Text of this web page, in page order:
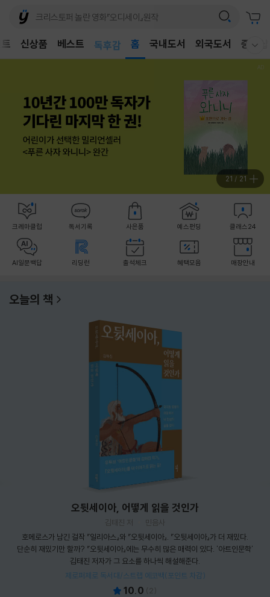
신상품 베스트
독후감
어린이
홈 국내도서 외국도서 중고샵
1/ 21
크레마클럽 독서기록 사은품 예스펀딩 클래스24
AI일문백답 리딩런 출석체크 혜택모음 매장안내
오늘의 책
오뒷세이아, 어떻게 읽을 것인가
김태진 저
민음사
호메로스가 남긴 걸작 『일리아스』와 『오뒷세이아』. 『오뒷세이아』가 더 재밌다.
단순히 재밌기만 할까? 『오뒷세이아』에는 무수히 많은 매력이 있다. '아트인문학'
김태진 저자가 그 요소를 하나씩 해설해준다.
제로퍼제로 독서대/스트랩 에코백(포인트 차감)
10.0 ( 2)